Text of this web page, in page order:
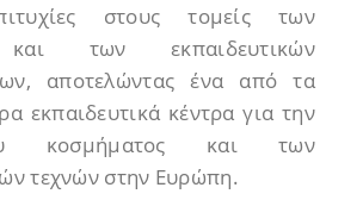
στους τομείς των
των εκπαιδευτικών
αποτελώντας ένα από τα
εκπαιδευτικά κέντρα για την
κοσμήματος και των
τεχνών στην Ευρώπη.